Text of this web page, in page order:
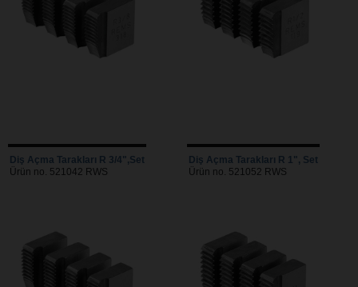
Diş Açma Tarakları R 3/4",Set
Ürün no. 521042 RWS
Diş Açma Tarakları R 1", Set
Ürün no. 521052 RWS